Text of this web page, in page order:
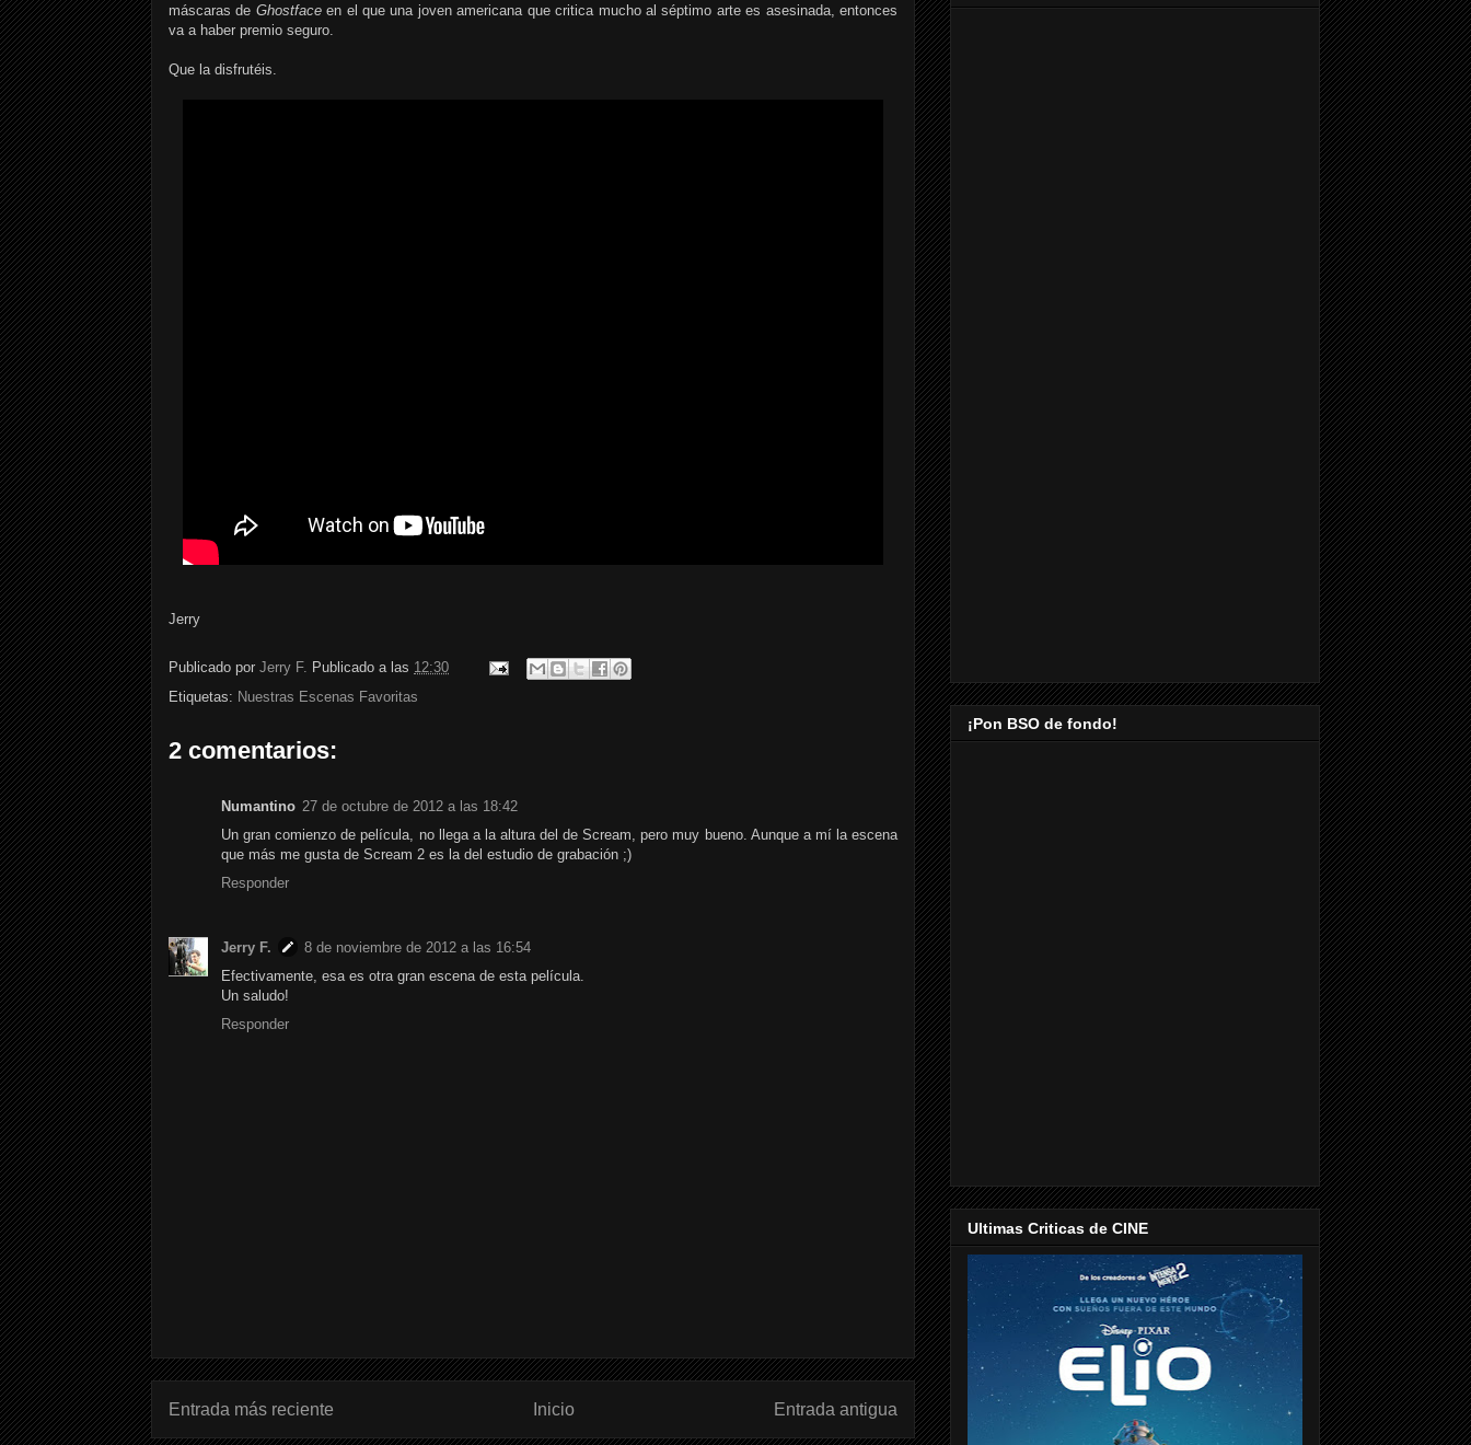
máscaras de Ghostfaceen el que una joven americana que critica mucho al séptimo arte es asesinada, entonces
va a haber premio seguro.
Que la disfrutéis.
Jerry
Publicado por Jerry F. Publicado a las 12:30
Etiquetas: Nuestras Escenas Favoritas
2 comentarios:
Numantino 27 de octubre de 2012 a las 18:42
Un gran comienzo de película, no llega a la altura del de Scream, pero muy bueno. Aunque a mí la escena
que más me gusta de Scream 2 es la del estudio de grabación ;)
Responder
Jerry F.
8 de noviembre de 2012 a las 16:54
Efectivamente, esa es otra gran escena de esta película.
Un saludo!
Responder
Entrada más reciente Entrada antigua
Inicio
¡Pon BSO de fondo!
Ultimas Criticas de CINE